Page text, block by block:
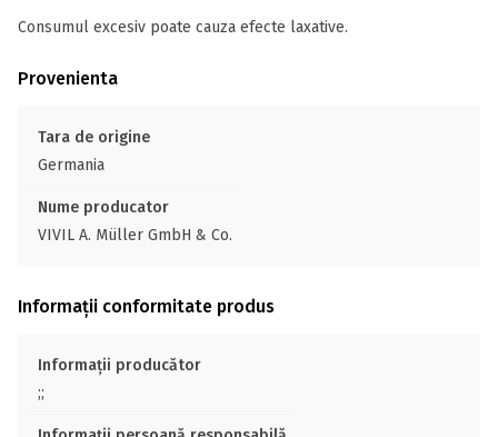
Consumul excesiv poate cauza efecte laxative.
Provenienta
Tara de origine
Germania
Nume producator
VIVIL A. Müller GmbH & Co.
Informații conformitate produs
Informații producător
;;